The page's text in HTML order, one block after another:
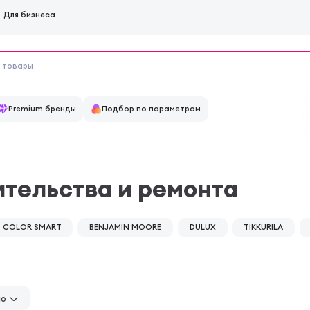
Для бизнеса
Premium бренды Подбор по параметрам
и ремонта
COLOR SMART BENJAMIN MOORE DULUX TIKKURILA